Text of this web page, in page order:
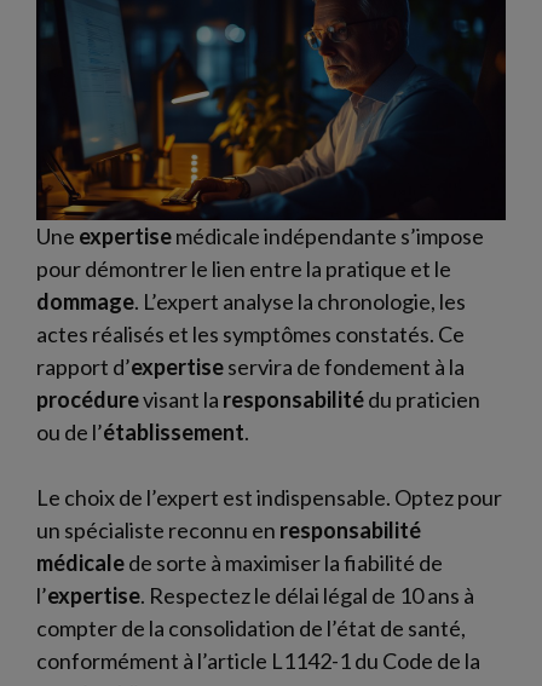
Une expertisemédicale indépendante s’impose
pour démontrer le lien entre la pratique et le
dommage. L’expert analyse la chronologie, les
actes réalisés et les symptômes constatés. Ce
rapport d’expertiseservira de fondement à la
procédurevisant la responsabilitédu praticien
ou de l’établissement.
Le choix de l’expert est indispensable. Optez pour
un spécialiste reconnu en responsabilité
médicalede sorte à maximiser la fiabilité de
l’expertise. Respectez le délai légal de 10 ans à
compter de la consolidation de l’état de santé,
conformément à l’article L1142-1 du Code de la